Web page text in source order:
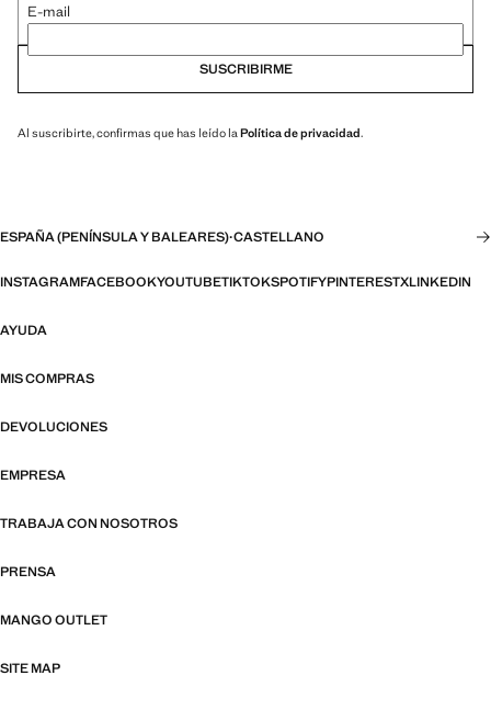
E-mail
SUSCRIBIRME
Al suscribirte, confirmas que has leído la Política de privacidad.
ESPAÑA (PENÍNSULA Y BALEARES)·CASTELLANO
INSTAGRAMFACEBOOKYOUTUBETIKTOKSPOTIFYPINTERESTXLINKEDIN
AYUDA
MIS COMPRAS
DEVOLUCIONES
EMPRESA
TRABAJA CON NOSOTROS
PRENSA
MANGO OUTLET
SITE MAP